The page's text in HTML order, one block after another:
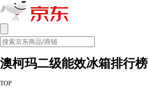
澳柯玛二级能效冰箱排行榜
TOP